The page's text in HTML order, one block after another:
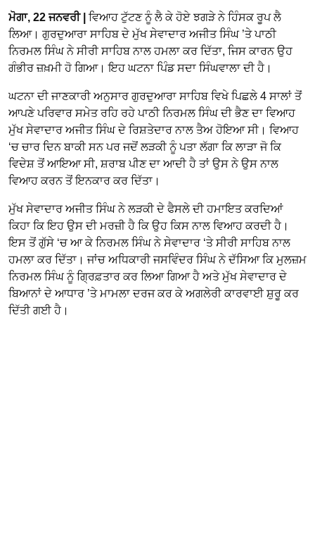
ਮੋਗਾ, 22 ਜਨਵਰੀ |
ਵਿਆਹ ਟੁੱਟਣ ਨੂੰ ਲੈ ਕੇ ਹੋਏ ਝਗੜੇ ਨੇ ਹਿੰਸਕ ਰੂਪ ਲੈ
ਲਿਆ। ਗੁਰਦੁਆਰਾ ਸਾਹਿਬ ਦੇ ਮੁੱਖ ਸੇਵਾਦਾਰ ਅਜੀਤ ਸਿੰਘ ’ਤੇ ਪਾਠੀ
ਨਿਰਮਲ ਸਿੰਘ ਨੇ ਸੀਰੀ ਸਾਹਿਬ ਨਾਲ ਹਮਲਾ ਕਰ ਦਿੱਤਾ, ਜਿਸ ਕਾਰਨ ਉਹ
ਗੰਭੀਰ ਜ਼ਖ਼ਮੀ ਹੋ ਗਿਆ। ਇਹ ਘਟਨਾ ਪਿੰਡ ਸਦਾ ਸਿੰਘਵਾਲਾ ਦੀ ਹੈ।
ਘਟਨਾ ਦੀ ਜਾਣਕਾਰੀ ਅਨੁਸਾਰ ਗੁਰਦੁਆਰਾ ਸਾਹਿਬ ਵਿਖੇ ਪਿਛਲੇ 4 ਸਾਲਾਂ ਤੋਂ
ਆਪਣੇ ਪਰਿਵਾਰ ਸਮੇਤ ਰਹਿ ਰਹੇ ਪਾਠੀ ਨਿਰਮਲ ਸਿੰਘ ਦੀ ਭੈਣ ਦਾ ਵਿਆਹ
ਮੁੱਖ ਸੇਵਾਦਾਰ ਅਜੀਤ ਸਿੰਘ ਦੇ ਰਿਸ਼ਤੇਦਾਰ ਨਾਲ ਤੈਅ ਹੋਇਆ ਸੀ। ਵਿਆਹ
‘ਚ ਚਾਰ ਦਿਨ ਬਾਕੀ ਸਨ ਪਰ ਜਦੋਂ ਲੜਕੀ ਨੂੰ ਪਤਾ ਲੱਗਾ ਕਿ ਲਾੜਾ ਜੋ ਕਿ
ਵਿਦੇਸ਼ ਤੋਂ ਆਇਆ ਸੀ, ਸ਼ਰਾਬ ਪੀਣ ਦਾ ਆਦੀ ਹੈ ਤਾਂ ਉਸ ਨੇ ਉਸ ਨਾਲ
ਵਿਆਹ ਕਰਨ ਤੋਂ ਇਨਕਾਰ ਕਰ ਦਿੱਤਾ।
ਮੁੱਖ ਸੇਵਾਦਾਰ ਅਜੀਤ ਸਿੰਘ ਨੇ ਲੜਕੀ ਦੇ ਫੈਸਲੇ ਦੀ ਹਮਾਇਤ ਕਰਦਿਆਂ
ਕਿਹਾ ਕਿ ਇਹ ਉਸ ਦੀ ਮਰਜ਼ੀ ਹੈ ਕਿ ਉਹ ਕਿਸ ਨਾਲ ਵਿਆਹ ਕਰਦੀ ਹੈ।
ਇਸ ਤੋਂ ਗੁੱਸੇ ‘ਚ ਆ ਕੇ ਨਿਰਮਲ ਸਿੰਘ ਨੇ ਸੇਵਾਦਾਰ ‘ਤੇ ਸੀਰੀ ਸਾਹਿਬ ਨਾਲ
ਹਮਲਾ ਕਰ ਦਿੱਤਾ। ਜਾਂਚ ਅਧਿਕਾਰੀ ਜਸਵਿੰਦਰ ਸਿੰਘ ਨੇ ਦੱਸਿਆ ਕਿ ਮੁਲਜ਼ਮ
ਨਿਰਮਲ ਸਿੰਘ ਨੂੰ ਗ੍ਰਿਫ਼ਤਾਰ ਕਰ ਲਿਆ ਗਿਆ ਹੈ ਅਤੇ ਮੁੱਖ ਸੇਵਾਦਾਰ ਦੇ
ਬਿਆਨਾਂ ਦੇ ਆਧਾਰ ’ਤੇ ਮਾਮਲਾ ਦਰਜ ਕਰ ਕੇ ਅਗਲੇਰੀ ਕਾਰਵਾਈ ਸ਼ੁਰੂ ਕਰ
ਦਿੱਤੀ ਗਈ ਹੈ।